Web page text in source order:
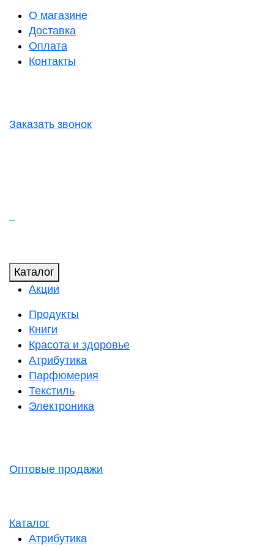
О магазине
Доставка
Оплата
Контакты
Заказать звонок
Каталог
Акции
Продукты
Книги
Красота и здоровье
Атрибутика
Парфюмерия
Текстиль
Электроника
Оптовые продажи
Каталог
Атрибутика